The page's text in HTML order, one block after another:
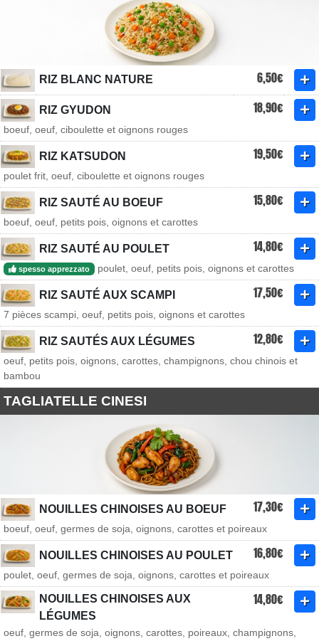
RIZ BLANC NATURE 6,50€
RIZ GYUDON 18,90€
boeuf, oeuf, ciboulette et oignons rouges
RIZ KATSUDON 19,50€
poulet frit, oeuf, ciboulette et oignons rouges
RIZ SAUTÉ AU BOEUF 15,80€
boeuf, oeuf, petits pois, oignons et carottes
RIZ SAUTÉ AU POULET 14,80€
spesso apprezzato poulet, oeuf, petits pois, oignons et carottes
RIZ SAUTÉ AUX SCAMPI 17,50€
7 pièces scampi, oeuf, petits pois, oignons et carottes
RIZ SAUTÉS AUX LÉGUMES 12,80€
oeuf, petits pois, oignons, carottes, champignons, chou chinois et
bambou
TAGLIATELLE CINESI
NOUILLES CHINOISES AU BOEUF 17,30€
boeuf, oeuf, germes de soja, oignons, carottes et poireaux
NOUILLES CHINOISES AU POULET 16,80€
poulet, oeuf, germes de soja, oignons, carottes et poireaux
NOUILLES CHINOISES AUX
LÉGUMES
14,80€
oeuf, germes de soja, oignons, carottes, poireaux, champignons,